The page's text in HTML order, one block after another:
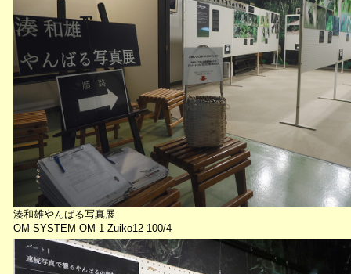
湊和雄やんばる写真展
OM SYSTEM OM-1 Zuiko12-100/4